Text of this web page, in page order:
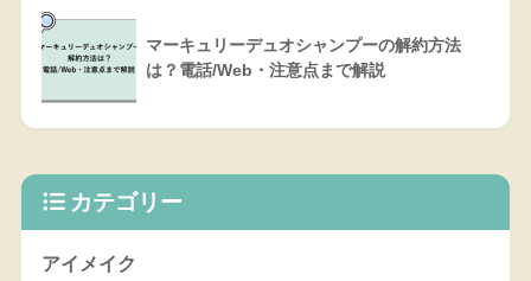
マーキュリーデュオシャンプーの解約方法
は？電話/Web・注意点まで解説
カテゴリー
アイメイク